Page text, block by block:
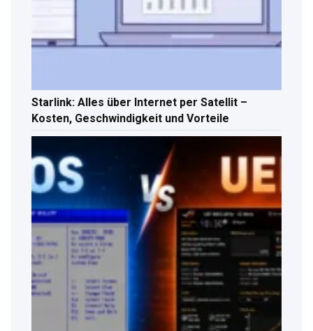
Starlink: Alles über Internet per Satellit –
Kosten, Geschwindigkeit und Vorteile